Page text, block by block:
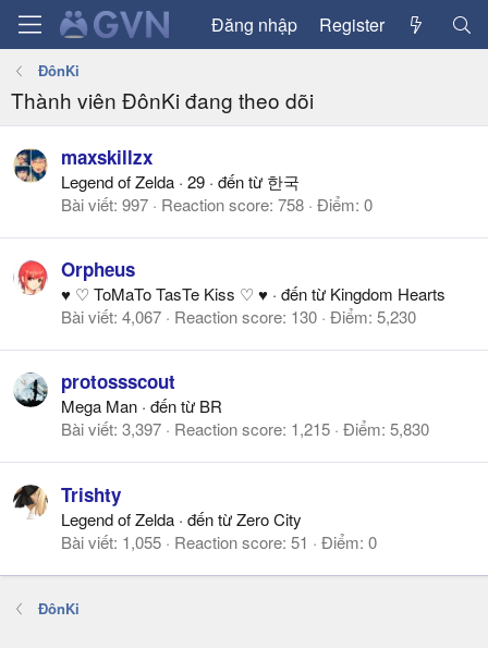
Đăng nhập Register
ĐônKi
Thành viên ĐônKi đang theo dõi
maxskillzx
Legend of Zelda · 29 · đến từ 한국
Bài viết 997 Reaction score 758 Điểm 0
Orpheus
♥ ♡ ToMaTo TasTe Kiss ♡ ♥ · đến từ Kingdom Hearts
Bài viết 4,067 Reaction score 130 Điểm 5,230
protossscout
Mega Man · đến từ BR
Bài viết 3,397 Reaction score 1,215 Điểm 5,830
Trishty
Legend of Zelda · đến từZero City
Bài viết 1,055 Reaction score 51 Điểm 0
ĐônKi